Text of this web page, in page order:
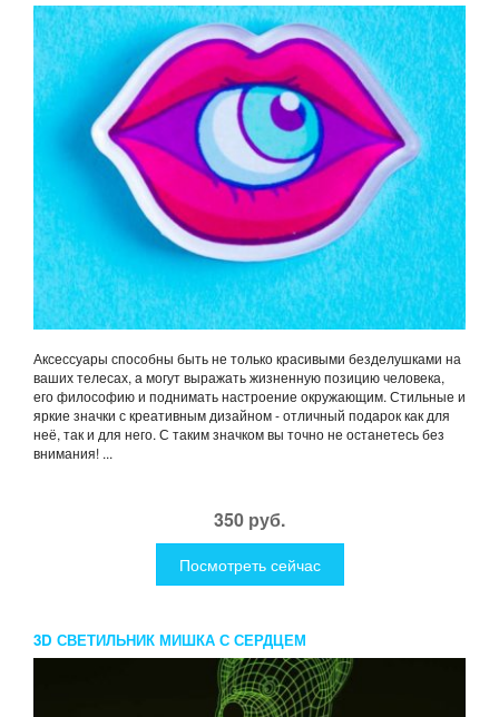
Аксессуары способны быть не только красивыми безделушками на
ваших телесах, а могут выражать жизненную позицию человека,
его философию и поднимать настроение окружающим. Стильные и
яркие значки с креативным дизайном - отличный подарок как для
неё, так и для него. С таким значком вы точно не останетесь без
внимания! ...
350 руб.
Посмотреть сейчас
3D СВЕТИЛЬНИК МИШКА С СЕРДЦЕМ